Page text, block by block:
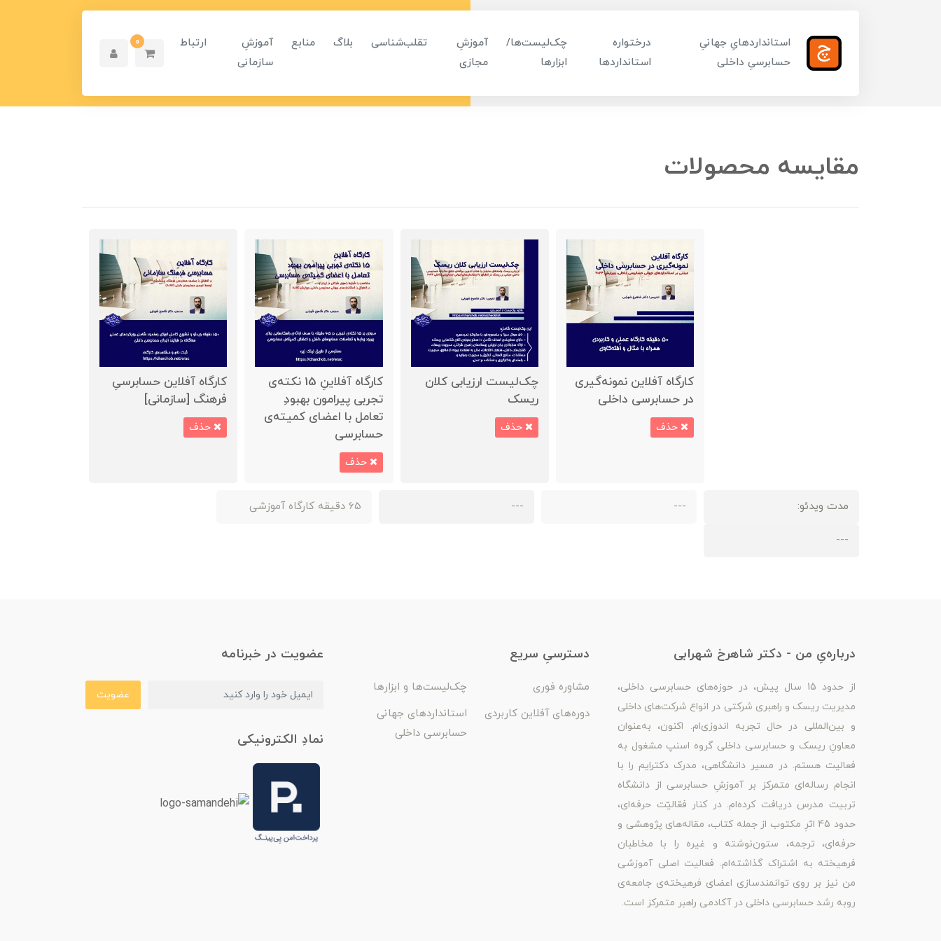
استانداردهایِ جهانیِ
حسابرسیِ داخلی
درختواره
استانداردها
چک‌لیست‌ها/
ابزارها
آموزشِ
مجازی
تقلب‌شناسی بلاگ منابع
آموزشِ
سازمانی
ارتباط 0
مقایسه محصولات
کارگاه آفلاین نمونه‌گیری
در حسابرسی داخلی
حذف
چک‌لیست ارزیابی کلان
ریسک
حذف
کارگاه آفلاینِ 15 نکته‌ی
تجربی پیرامون بهبودِ
تعامل با اعضای کمیته‌ی
حسابرسی
حذف
کارگاه آفلاین حسابرسیِ
فرهنگ [سازمانی]
حذف
مدت ویدئو: ---
--- 65 دقیقه کارگاه آموزشی
---
درباره‌یِ من - دکتر شاهرخ شهرابی
از حدود 15 سال پیش، در حوزه‌های حسابرسی داخلی،
مدیریت ریسک و راهبری شرکتی در انواع شرکت‌های داخلی
و بین‌المللی در حال تجربه اندوزی‌ام. اکنون، به‌عنوان
معاونِ ریسک و حسابرسی داخلی گروه اسنپ مشغول به
فعالیت هستم. در مسیر دانشگاهی، مدرک دکترایم را با
انجام رساله‌ای متمرکز بر آموزشِ حسابرسی از دانشگاه
تربیت مدرس دریافت کرده‌ام. در کنار فعّالیّت حرفه‌ای،
حدود 45 اثرِ مکتوب از جمله کتاب، مقاله‌های پژوهشی و
حرفه‌ای، ترجمه، ستون‌نوشته و غیره را با مخاطبان
فرهیخته به اشتراک گذاشته‌ام. فعالیت اصلی آموزشی
من نیز بر روی توانمندسازی اعضای فرهیخته‌ی جامعه‌ی
روبه رشد حسابرسی داخلی در آکادمی راهبر متمرکز است.
دسترسیِ سریع
مشاوره فوری
چک‌لیست‌ها و ابزارها
دوره‌های آفلاین کاربردی
استانداردهای جهانی
حسابرسی داخلی
عضویت در خبرنامه
عضویت
نمادِ الکترونیکی